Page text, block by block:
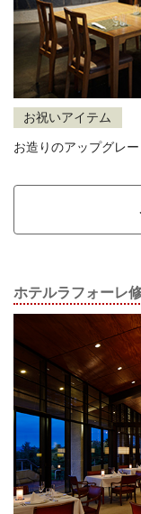
お祝いアイテム
お造りのアップグレ
ホテルラフォーレ